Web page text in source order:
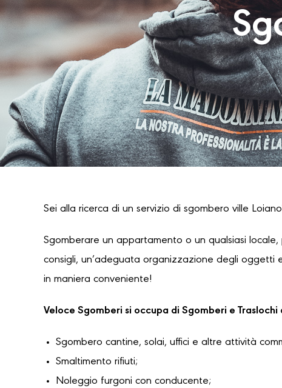
Sei alla ricerca di un servizio di sgombero ville
Sgomberare un appartamento o un qualsiasi
consigli, un’adeguata organizzazione degli oggetti
in maniera conveniente!
Veloce Sgomberi si occupa di Sgomberi e
Sgombero cantine, solai, uffici e altre attività
Smaltimento rifiuti;
Noleggio furgoni con conducente;